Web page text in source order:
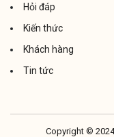
Hỏi đáp
Kiến thức
Khách hàng
Tin tức
Copyright ©